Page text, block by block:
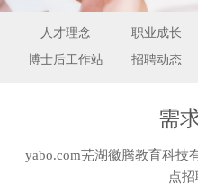
人才理念 职业成长
博士后工作站 招聘动态
需
yabo.com芜湖徽腾教育科技
点